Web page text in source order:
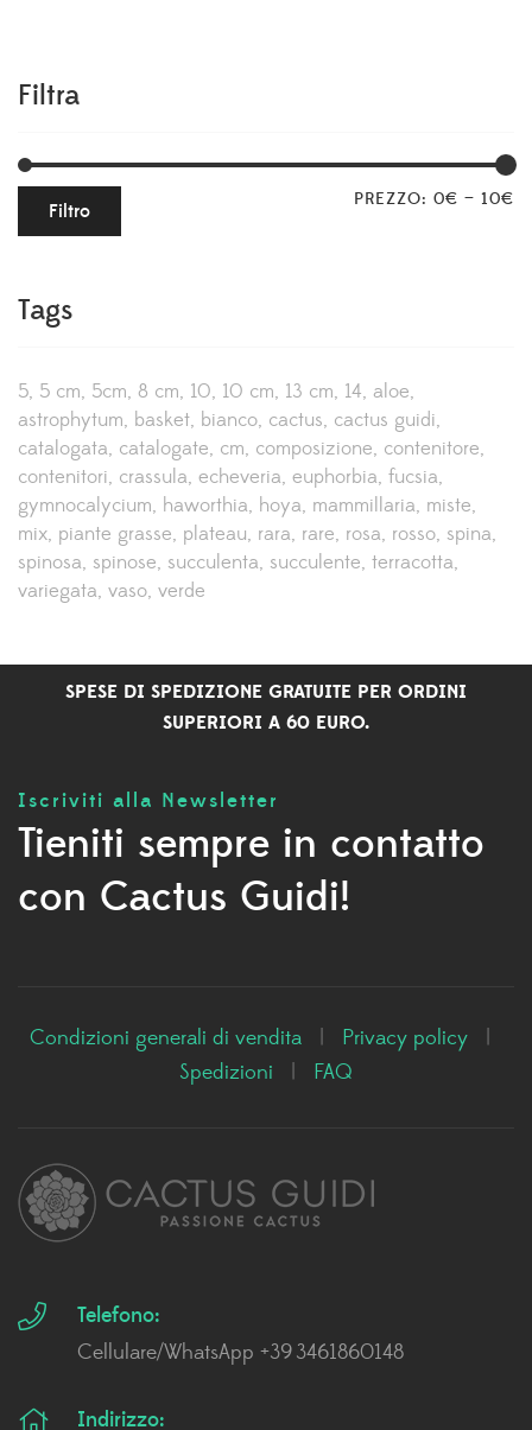
Filtra
Filtro PREZZO: 0€ — 10€
Tags
5 5 cm 5cm 8 cm 10 10 cm 13 cm 14 aloe
astrophytum basket bianco cactus cactus guidi
catalogata catalogate cm composizione contenitore
contenitori crassula echeveria euphorbia fucsia
gymnocalycium haworthia hoya mammillaria miste
mix piante grasse plateau rara rare rosa rosso spina
spinosa spinose succulenta succulente terracotta
variegata vaso verde
SPESE DI SPEDIZIONE GRATUITE PER ORDINI
SUPERIORI A 60 EURO.
Iscriviti alla Newsletter
Tieniti sempre in contatto
con Cactus Guidi!
Condizioni generali di vendita Privacy policy
Spedizioni
FAQ
Telefono:
Cellulare/WhatsApp +39 3461860148
Indirizzo: